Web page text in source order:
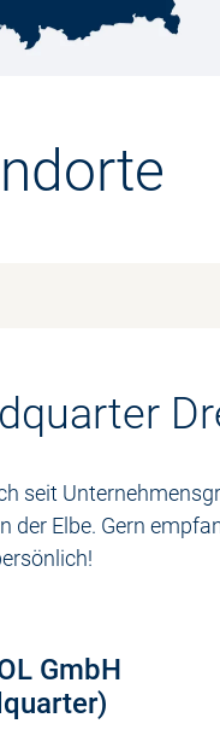
seit
Elbe. Gern
GmbH